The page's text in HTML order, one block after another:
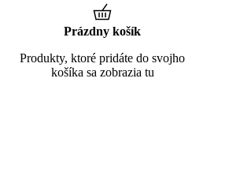
Prázdny košík
Produkty, ktoré pridáte do svojho
košíka sa zobrazia tu